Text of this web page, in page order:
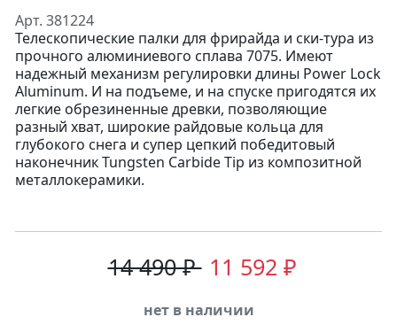
Арт. 381224
Телескопические палки для фрирайда и ски-тура из
прочного алюминиевого сплава 7075. Имеют
надежный механизм регулировки длины Power Lock
Aluminum. И на подъеме, и на спуске пригодятся их
легкие обрезиненные древки, позволяющие
разный хват, широкие райдовые кольца для
глубокого снега и супер цепкий победитовый
наконечник Tungsten Carbide Tip из композитной
металлокерамики.
14 490 ₽ 11 592 ₽
нет в наличии